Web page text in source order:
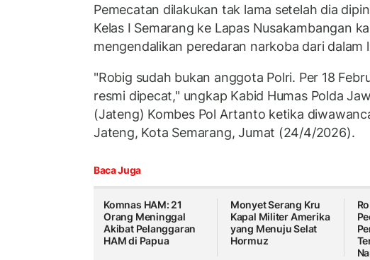
Pemecatan dilakukan tak lama setelah dia
Kelas I Semarang ke Lapas Nusakambangan
mengendalikan peredaran narkoba dari dalam
"Robig sudah bukan anggota Polri. Per 18
resmi dipecat," ungkap Kabid Humas Polda
(Jateng) Kombes Pol Artanto ketika
Jateng, Kota Semarang, Jumat (24/4/2026).
Baca Juga
Komnas HAM: 21
Orang Meninggal
Akibat Pelanggaran
HAM di Papua
Monyet Serang Kru
Kapal Militer Amerika
yang Menuju Selat
Hormuz